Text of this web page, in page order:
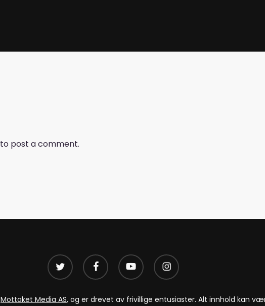
to post a comment.
twitter facebook youtube instagram
Mottaket Media AS, og er drevet av frivillige entusiaster. Alt innhold kan